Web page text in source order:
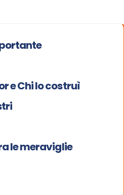
e Chi lo costruì
le meraviglie